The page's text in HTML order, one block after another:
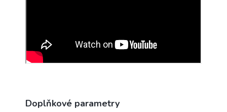
Doplňkové parametry